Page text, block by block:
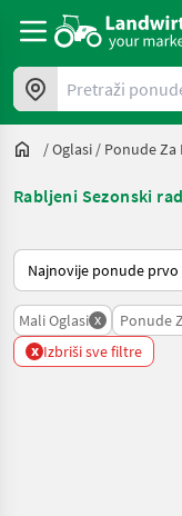
Pretraži ponude
/Oglasi / Ponude Za
Rabljeni Sezonski
Tako se sortira na
Mali Oglasi x Ponude
x Izbriši sve filtre